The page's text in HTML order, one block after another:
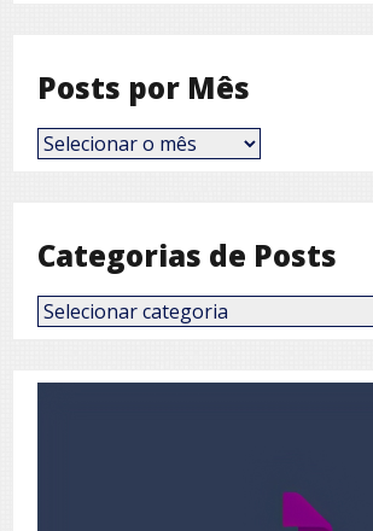
Posts por Mês
Posts
por
Categorias de Posts
Categorias
de